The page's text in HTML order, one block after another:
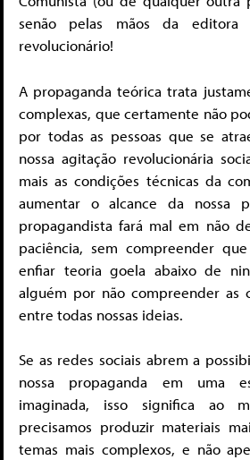
senão pelas mãos da
revolucionário!
A propaganda teórica trata
complexas, que certamente não
por todas as pessoas que se
nossa agitação revolucionária
mais as condições técnicas da
aumentar o alcance da nossa
propagandista fará mal em não
paciência, sem compreender
enfiar teoria goela abaixo de
alguém por não compreender as
entre todas nossas ideias.
Se as redes sociais abrem a
nossa propaganda em uma
imaginada, isso significa ao
precisamos produzir materiais
temas mais complexos, e não